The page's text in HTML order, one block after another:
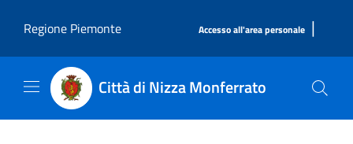
Regione Piemonte
Accesso all'area personale |
Città di Nizza Monferrato